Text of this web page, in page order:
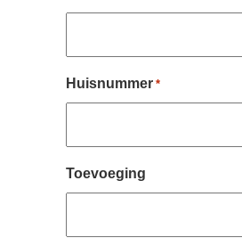
Huisnummer *
Toevoeging